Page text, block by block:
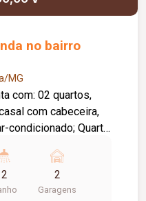
no bairro
MG
com cabeceira,
condicionado; Quarto
com armários
com painel e
sala; Cozinha
2 2
Garagens